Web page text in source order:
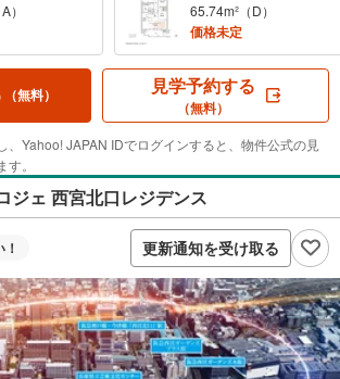
） 65.74m²（D）
価格未定
（無料） 見学予約する
（無料）
、Yahoo! JAPAN IDでログインすると、物件公式の見
。
ジェ 西宮北口レジデンス
更新通知を受け取る